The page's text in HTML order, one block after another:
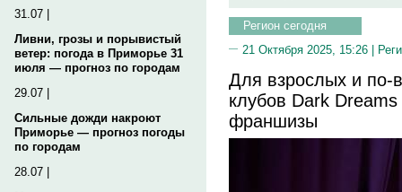
31.07 |
Ливни, грозы и порывистый
ветер: погода в Приморье 31
июля — прогноз по городам
29.07 |
Сильные дожди накроют
Приморье — прогноз погоды
по городам
28.07 |
Регион сегодня
21 Октября 2025, 15:26 |
Для взрослых и по-
клубов Dark
франшизы